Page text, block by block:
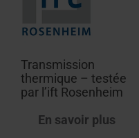
Transmission
thermique – testée
par l’ift Rosenheim
En savoir plus